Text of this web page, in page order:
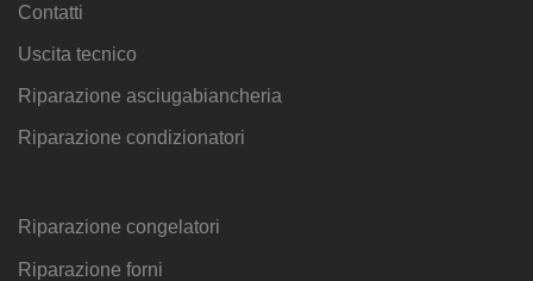
Contatti
Uscita tecnico
Riparazione asciugabiancheria
Riparazione condizionatori
Riparazione congelatori
Riparazione forni